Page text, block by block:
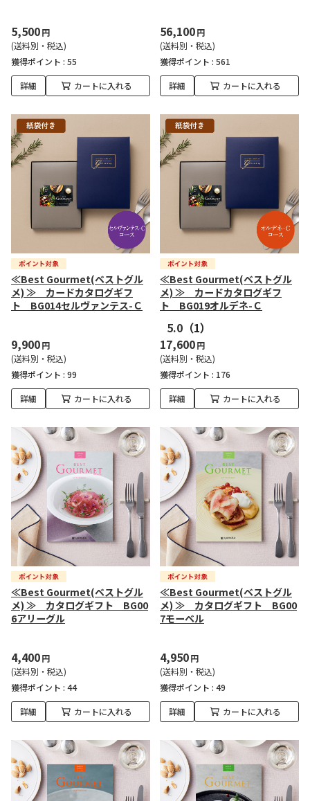
5,500円
(送料別・税込)
獲得ポイント : 55
詳細 カートに入れる
56,100円
(送料別・税込)
獲得ポイント : 561
詳細 カートに入れる
≪Best Gourmet(ベストグル
メ) ≫ カードカタログギフ
ト BG014セルヴァンテス-Ｃ
9,900円
(送料別・税込)
獲得ポイント : 99
詳細 カートに入れる
≪Best Gourmet(ベストグル
メ) ≫ カードカタログギフ
ト BG019オルデネ-Ｃ
5.0 （1）
17,600円
(送料別・税込)
獲得ポイント : 176
詳細 カートに入れる
≪Best Gourmet(ベストグル
メ) ≫ カタログギフト BG00
6アリーグル
4,400円
(送料別・税込)
獲得ポイント : 44
詳細 カートに入れる
≪Best Gourmet(ベストグル
メ) ≫ カタログギフト BG00
7モーベル
4,950円
(送料別・税込)
獲得ポイント : 49
詳細 カートに入れる